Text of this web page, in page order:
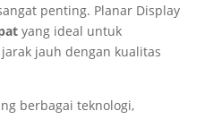
penting. Planar Display
yang ideal untuk
jauh dengan kualitas
berbagai teknologi,